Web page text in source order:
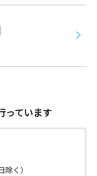
っています
く）